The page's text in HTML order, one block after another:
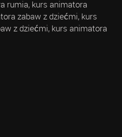
rumia, kurs animatora
zabaw z dziećmi, kurs
z dziećmi, kurs animatora